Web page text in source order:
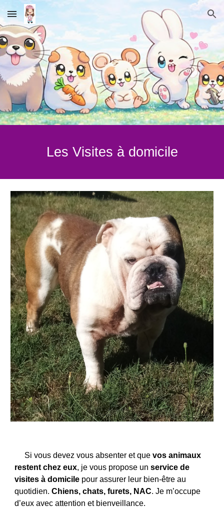
Skip to main content Skip to navigation
Les Visites à domicile
Si vous devez vous absenter et quevos animaux
restent chez eux, je vous propose un service de
visites à domicile pour assurer leur bien-être au
quotidien.Chiens, chats, furets, NAC.Je m’occupe
d’eux avec attention et bienveillance.